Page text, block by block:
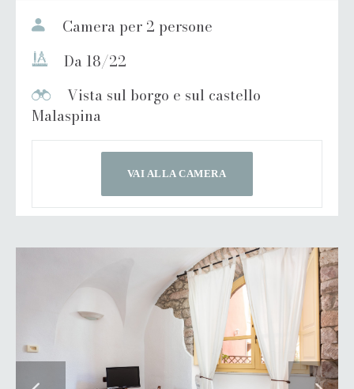
Camera per 2 persone
Da 18/22
Vista sul borgo e sul castello
Malaspina
VAI ALLA CAMERA